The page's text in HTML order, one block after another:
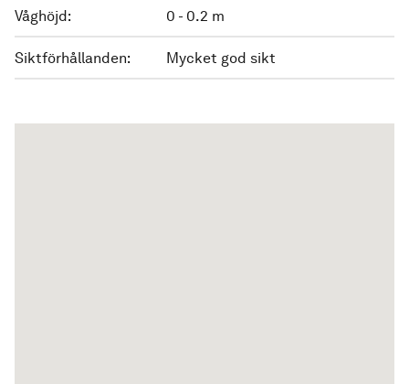
Våghöjd: 0 - 0.2 m
Siktförhållanden: Mycket god sikt